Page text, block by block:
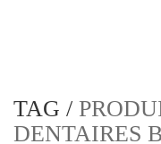
TAG /
DENTAIRES